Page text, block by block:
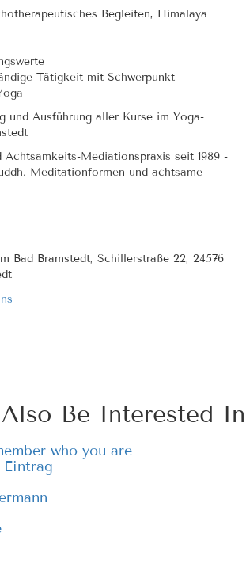
Begleiten, Himalaya
Tätigkeit mit Schwerpunkt
und Ausführung aller Kurse im Yoga-
Achtsamkeits-Mediationspraxis seit 1989 -
Meditationformen und achtsame
Bad Bramstedt, Schillerstraße 22, 24576
Be Interested In
who you are